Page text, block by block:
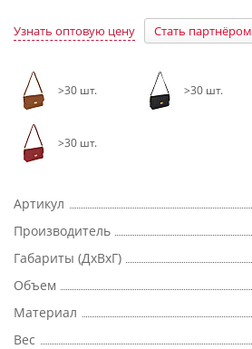
Узнать оптовую цену Стать партнёром
>30 шт. >30 шт.
>30 шт.
Артикул
Производитель
Габариты (ДхВхГ)
Объем
Материал
Вес